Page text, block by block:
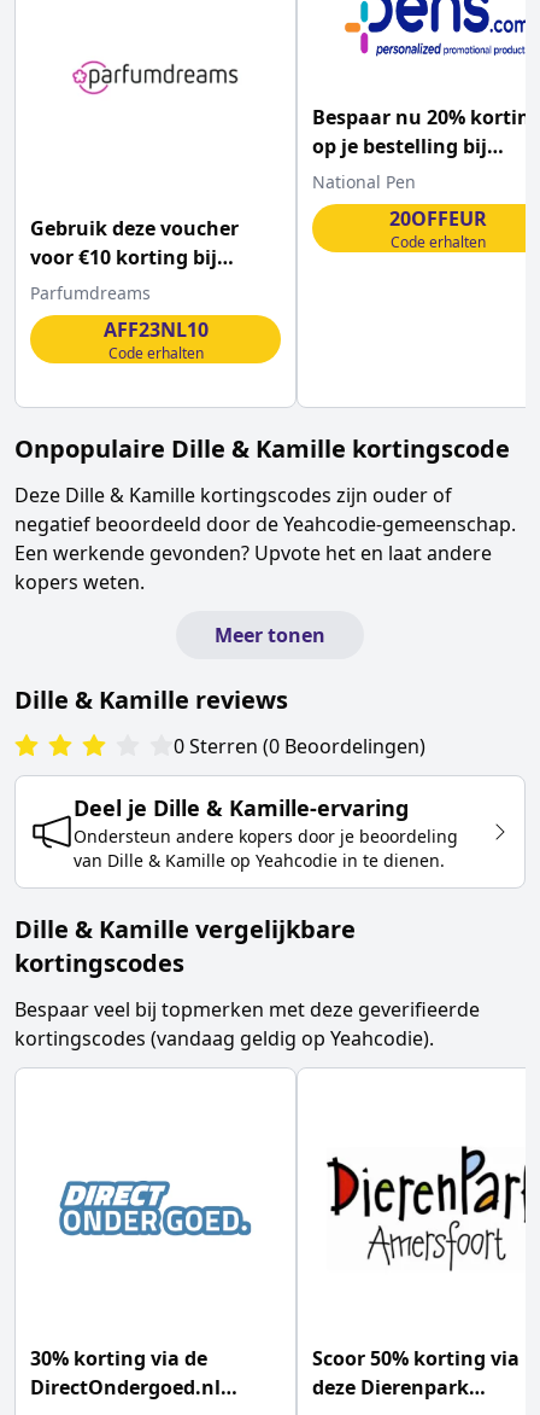
Gebruik deze voucher
voor €10 korting bij
Parfumdreams
Parfumdreams
AFF23NL10
Code erhalten
Bespaar nu 20%
op je bestelling bij
National Pen met deze
actiecode!
National Pen
20OFFEUR
Code erhalten
Onpopulaire Dille & Kamille kortingscode
Deze Dille & Kamille kortingscodes zijn ouder of
negatief beoordeeld door de Yeahcodie-gemeenschap.
Een werkende gevonden? Upvote het en laat andere
kopers weten.
Meer tonen
Dille & Kamille reviews
0Sterren (0 Beoordelingen)
Deel je Dille & Kamille-ervaring
Ondersteun andere kopers door je beoordeling
van Dille & Kamille op Yeahcodie in te dienen.
Dille & Kamille vergelijkbare
kortingscodes
Bespaar veel bij topmerken met deze geverifieerde
kortingscodes (vandaag geldig op Yeahcodie).
30% korting via de
DirectOndergoed.nl
Scoor 50% korting via
deze Dierenpark